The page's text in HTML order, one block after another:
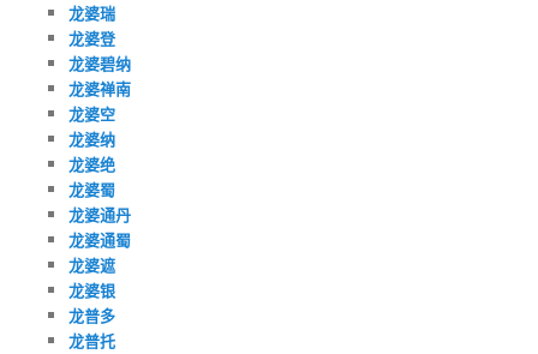
龙婆瑞
龙婆登
龙婆碧纳
龙婆禅南
龙婆空
龙婆纳
龙婆绝
龙婆蜀
龙婆通丹
龙婆通蜀
龙婆遮
龙婆银
龙普多
龙普托